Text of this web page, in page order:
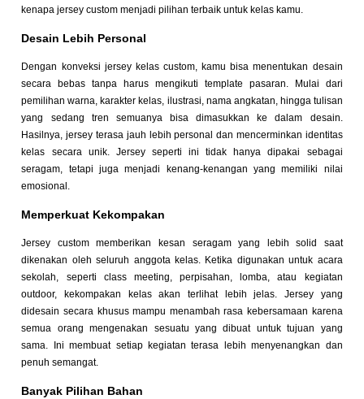
kenapa jersey custom menjadi pilihan terbaik untuk kelas kamu.
Desain Lebih Personal
Dengan konveksi jersey kelas custom, kamu bisa menentukan desain
secara bebas tanpa harus mengikuti template pasaran. Mulai dari
pemilihan warna, karakter kelas, ilustrasi, nama angkatan, hingga tulisan
yang sedang tren semuanya bisa dimasukkan ke dalam desain.
Hasilnya, jersey terasa jauh lebih personal dan mencerminkan identitas
kelas secara unik. Jersey seperti ini tidak hanya dipakai sebagai
seragam, tetapi juga menjadi kenang-kenangan yang memiliki nilai
emosional.
Memperkuat Kekompakan
Jersey custom memberikan kesan seragam yang lebih solid saat
dikenakan oleh seluruh anggota kelas. Ketika digunakan untuk acara
sekolah, seperti class meeting, perpisahan, lomba, atau kegiatan
outdoor, kekompakan kelas akan terlihat lebih jelas. Jersey yang
didesain secara khusus mampu menambah rasa kebersamaan karena
semua orang mengenakan sesuatu yang dibuat untuk tujuan yang
sama. Ini membuat setiap kegiatan terasa lebih menyenangkan dan
penuh semangat.
Banyak Pilihan Bahan